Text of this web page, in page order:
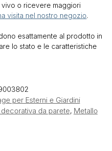
o ricevere maggiori
visita nel nostro negozio.
esattamente al prodotto in
lo stato e le caratteristiche
per Esterni e Giardini
da parete, Metallo